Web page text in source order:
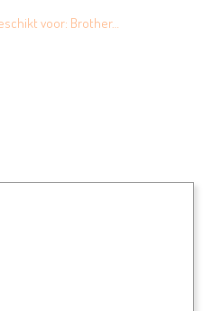
voor: Brother…